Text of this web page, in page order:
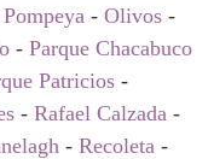
- Olivos -
- Parque Chacabuco
Patricios -
- Rafael Calzada -
- Recoleta -